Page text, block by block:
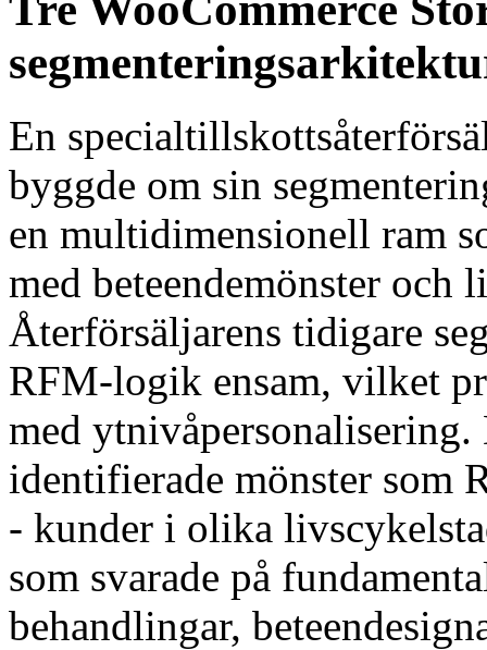
En
byggde om sin
en multidimensionell ram
med beteendemönster och
Återförsäljarens tidigare
RFM-logik ensam, vilket
med
identifierade mönster som
- kunder i olika
som svarade på
behandlingar,